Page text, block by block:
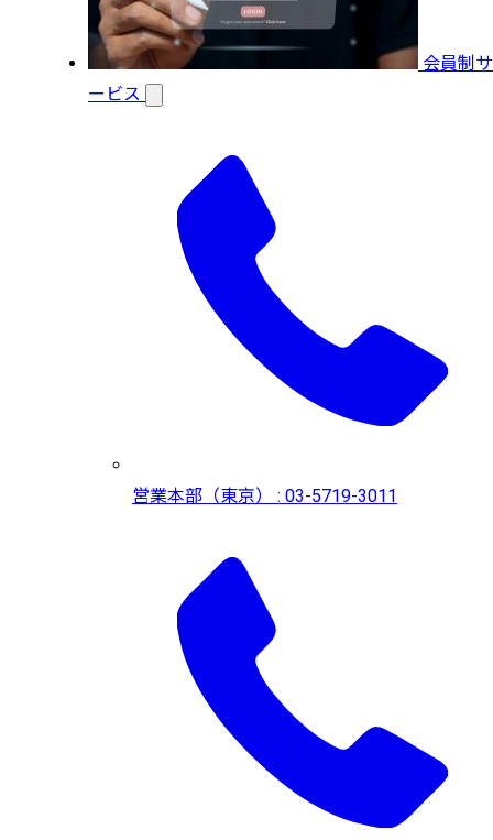
会員制サ
ービス
営業本部（東京） : 03-5719-3011